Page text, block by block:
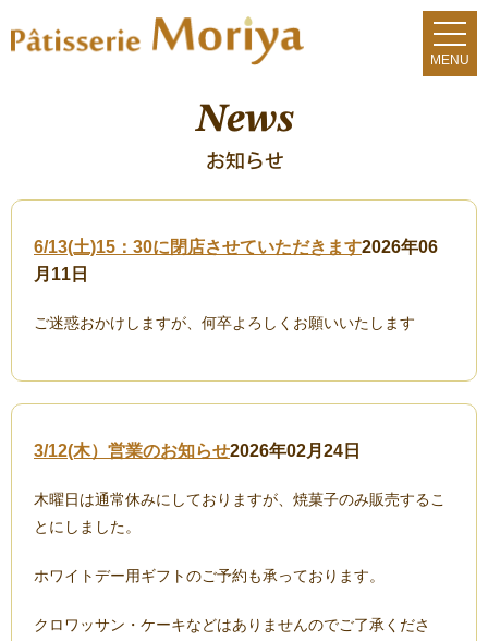
6/13(土)15：30に閉店させていただきます2026年06
月11日
ご迷惑おかけしますが、何卒よろしくお願いいたします
3/12(木）営業のお知らせ2026年02月24日
木曜日は通常休みにしておりますが、焼菓子のみ販売するこ
とにしました。
ホワイトデー用ギフトのご予約も承っております。
クロワッサン・ケーキなどはありませんのでご了承くださ